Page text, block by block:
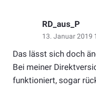
RD_aus_P
13. Januar 2019
Das lässt sich doch
Bei meiner
funktioniert, sogar